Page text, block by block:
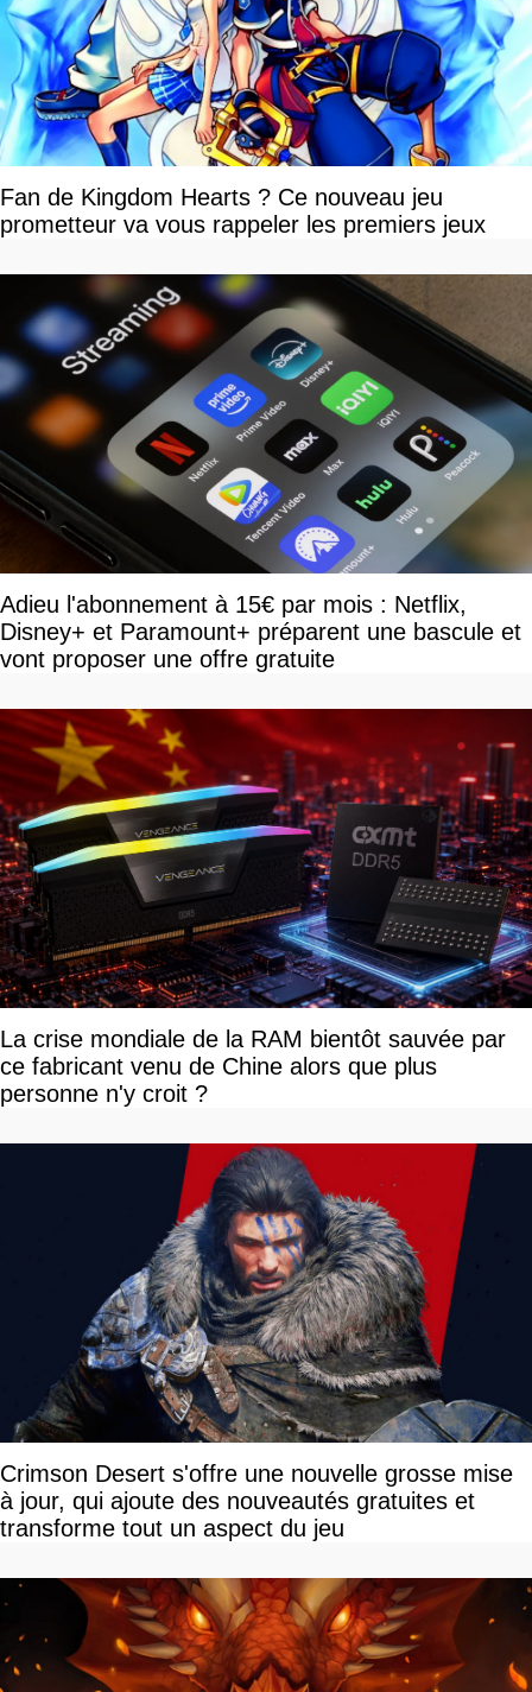
Fan de Kingdom Hearts ? Ce nouveau jeu
prometteur va vous rappeler les premiers jeux
Adieu l'abonnement à 15€ par mois : Netflix,
Disney+ et Paramount+ préparent une bascule et
vont proposer une offre gratuite
La crise mondiale de la RAM bientôt sauvée par
ce fabricant venu de Chine alors que plus
personne n'y croit ?
Crimson Desert s'offre une nouvelle grosse mise
à jour, qui ajoute des nouveautés gratuites et
transforme tout un aspect du jeu